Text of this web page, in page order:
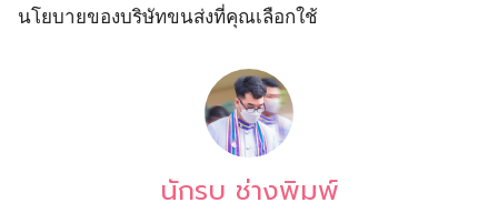
นโยบายของบริษัทขนส่งที่คุณเลือกใช้
นักรบ ช่างพิมพ์